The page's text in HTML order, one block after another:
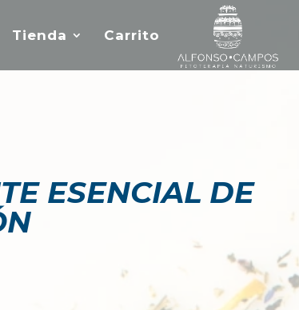
Tienda Carrito
ESENCIAL DE